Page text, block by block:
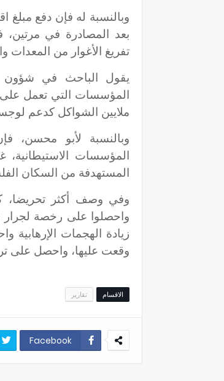
وبالنسبة له فإن دفع
بعد المصادرة في
تفريغ الأغوار من المعدات
يقول الباحث في شؤون
المؤسسات التي تعمل على
ملايين الشواكل كدعم
وبالنسبة لأبو محسن،
المؤسسات
المستهدفة من السكان
وفي وصف أكثر تحريضا،
واحصلوا على رخصة لجرار
زيادة الهجمات
وقعت عليها، واحصل على
الاقسام تقارير
Facebook